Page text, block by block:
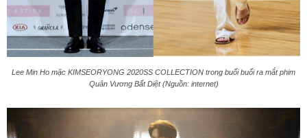
Lee Min Ho mặc KIMSEORYONG 2020SS COLLECTION trong buổi buổi ra mắt phim
Quân Vương Bất Diệt (Nguồn: internet)